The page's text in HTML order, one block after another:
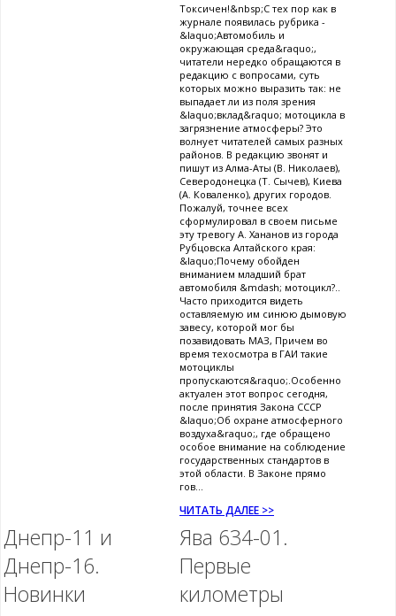
Токсичен!&nbsp;С тех пор как в
журнале появилась рубрика -
&laquo;Автомобиль и
окружающая среда&raquo;,
читатели нередко обращаются в
редакцию с вопросами, суть
которых можно выразить так: не
выпадает ли из поля зрения
&laquo;вклад&raquo; мотоцикла в
загрязнение атмосферы? Это
волнует читателей самых разных
районов. В редакцию звонят и
пишут из Алма-Аты (В. Николаев),
Северодонецка (Т. Сычев), Киева
(А. Коваленко), других городов.
Пожалуй, точнее всех
сформулировал в своем письме
эту тревогу А. Хананов из города
Рубцовска Алтайского края:
&laquo;Почему обойден
вниманием младший брат
автомобиля &mdash; мотоцикл?..
Часто приходится видеть
оставляемую им синюю дымовую
завесу, которой мог бы
позавидовать МАЗ, Причем во
время техосмотра в ГАИ такие
мотоциклы
пропускаются&raquo;.Особенно
актуален этот вопрос сегодня,
после принятия Закона СССР
&laquo;Об охране атмосферного
воздуха&raquo;, где обращено
особое внимание на соблюдение
государственных стандартов в
этой области. В Законе прямо
гов...
ЧИТАТЬ ДАЛЕЕ >>
Днепр-11 и
Днепр-16.
Новинки
Ява 634-01.
Первые
километры